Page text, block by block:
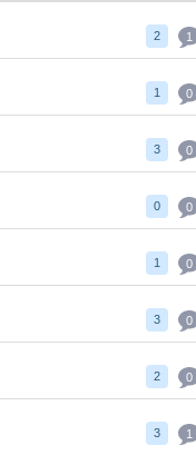
2 1
1 0
3 0
0 0
1 0
3 0
2 0
3 1